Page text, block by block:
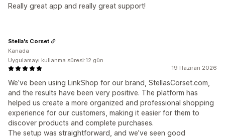
Really great app and really great support!
19 Haziran 2026
We’ve been using LinkShop for our brand, StellasCorset.com,
and the results have been very positive. The platform has
helped us create a more organized and professional shopping
experience for our customers, making it easier for them to
discover products and complete purchases.
The setup was straightforward, and we’ve seen good
Stella's Corset
Kanada
Uygulamayı kullanma süresi:12 gün